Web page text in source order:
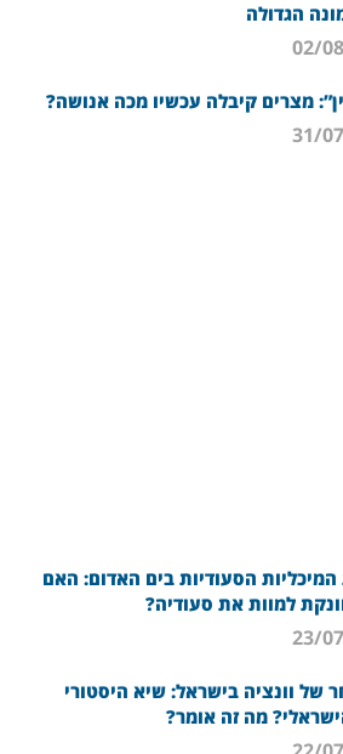
הגדולה
מצרים קיבלה עכשיו מכה אנושה?
הסעודיות בים האדום: האם
למוות את סעודיה?
של וונציה בישראל: שיא היסטורי
מה זה אומר?